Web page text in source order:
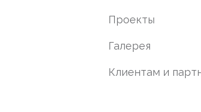
Проекты
Галерея
Клиентам и